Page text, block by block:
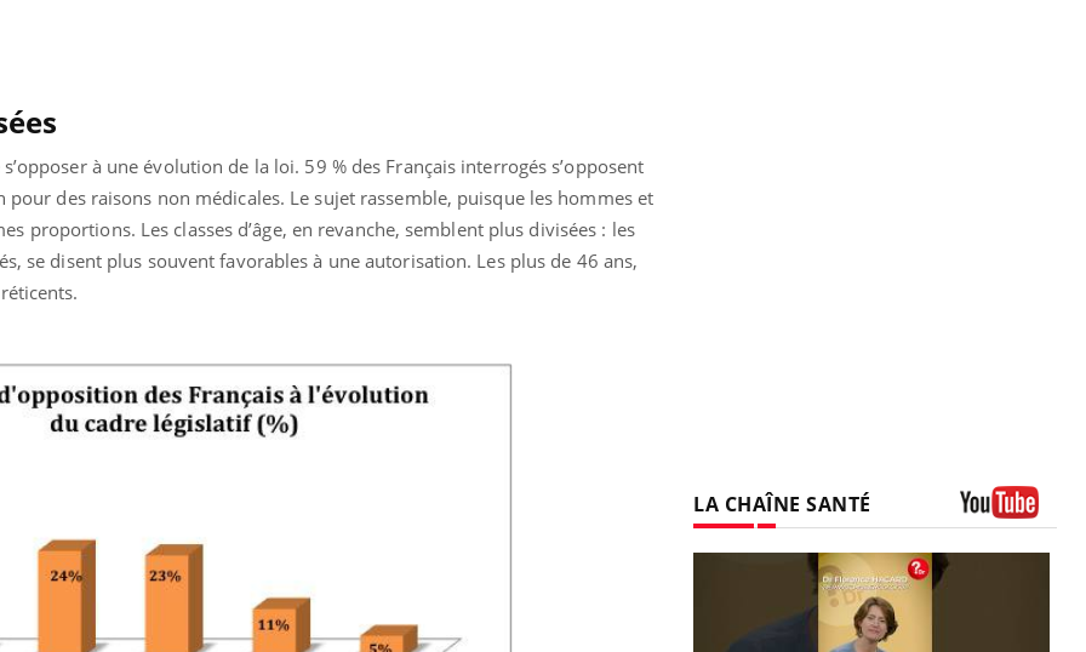
à une évolution de la loi. 59 % des Français interrogés s’opposent
pour des raisons non médicales. Le sujet rassemble, puisque les hommes et
proportions. Les classes d’âge, en revanche, semblent plus divisées : les
se disent plus souvent favorables à une autorisation. Les plus de 46 ans,
LA CHAÎNE SANTÉ